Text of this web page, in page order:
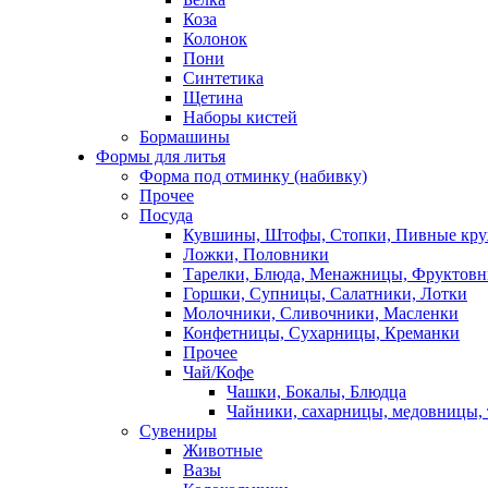
Коза
Колонок
Пони
Синтетика
Щетина
Наборы кистей
Бормашины
Формы для литья
Форма под отминку (набивку)
Прочее
Посуда
Кувшины, Штофы, Стопки, Пивные
Ложки, Половники
Тарелки, Блюда, Менажницы,
Горшки, Супницы, Салатники, Лотки
Молочники, Сливочники, Масленки
Конфетницы, Сухарницы, Креманки
Прочее
Чай/Кофе
Чашки, Бокалы, Блюдца
Чайники, сахарницы, медовницы,
Сувениры
Животные
Вазы